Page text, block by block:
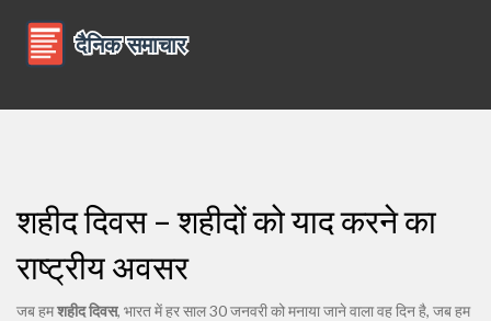
शहीद दिवस – शहीदों को याद करने का
राष्ट्रीय अवसर
जब हमशहीद दिवस, भारत में हर साल 30 जनवरी को मनाया जाने वाला वह दिन है, जब हम